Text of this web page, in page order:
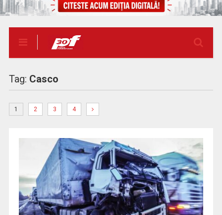
Tag: Casco
1 2 3 4